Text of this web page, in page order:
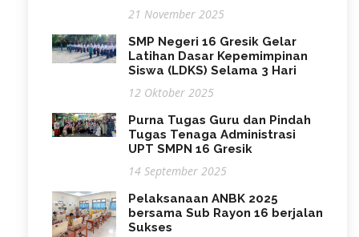
21 November 2025
SMP Negeri 16 Gresik Gelar
Latihan Dasar Kepemimpinan
Siswa (LDKS) Selama 3 Hari
12 Oktober 2025
Purna Tugas Guru dan Pindah
Tugas Tenaga Administrasi
UPT SMPN 16 Gresik
14 September 2025
Pelaksanaan ANBK 2025
bersama Sub Rayon 16 berjalan
Sukses